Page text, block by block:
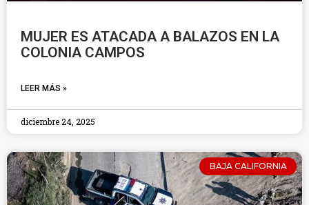
MUJER ES ATACADA A BALAZOS EN LA
COLONIA CAMPOS
LEER MÁS »
diciembre 24, 2025
BAJA CALIFORNIA